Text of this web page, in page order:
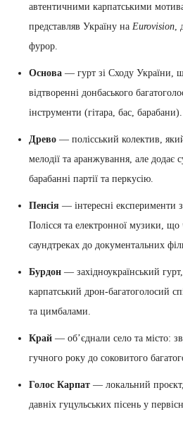
автентичними карпатськими
представляв Україну на Eurovision,
фурор.
Основа — гурт зі Сходу України,
відтворенні донбаського
інструменти (гітара, бас, барабани).
Древо — полісський колектив,
мелодії та аранжування, але додає
барабанні партії та перкусію.
Пенсія — інтересні експерименти
Полісся та електронної музики, що
саундтреках до документальних
Бурдон — західноукраїнський
карпатський дрон-багатоголосий
та цимбалами.
Край — об’єднали село та місто:
гучного року до соковитого
Голос Карпат — локальний
давніх гуцульських пісень у